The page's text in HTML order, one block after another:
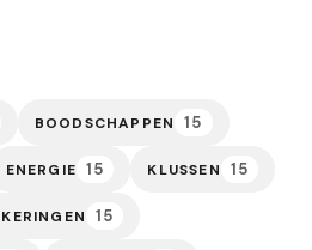
BOODSCHAPPEN 15
ENERGIE 15 KLUSSEN 15
15